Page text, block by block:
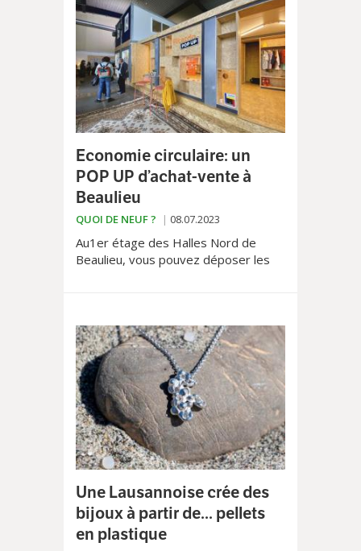
Economie circulaire: un
POP UP d’achat-vente à
Beaulieu
QUOI DE NEUF ? 08.07.2023
Au1er étage des Halles Nord de
Beaulieu, vous pouvez déposer les
de vente, et les 30% restants vont à
une mesure d’insertion associatives.
Une Lausannoise crée des
bijoux à partir de... pellets
en plastique